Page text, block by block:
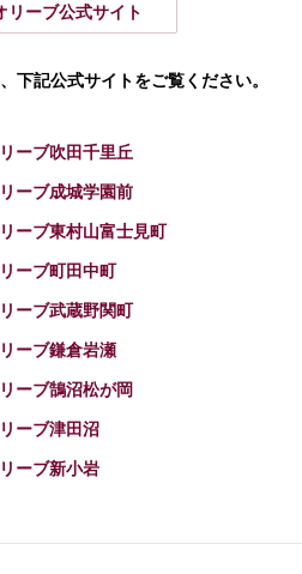
リーブ公式サイト
下記公式サイトをご覧ください。
ーブ吹田千里丘
ーブ成城学園前
ーブ東村山富士見町
ーブ町田中町
ーブ武蔵野関町
ーブ鎌倉岩瀬
ーブ鵠沼松が岡
ーブ津田沼
ーブ新小岩